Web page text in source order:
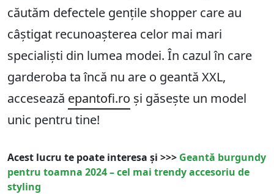
căutăm defectele gențile shopper care au
câștigat recunoașterea celor mai mari
specialiști din lumea modei. În cazul în care
garderoba ta încă nu are o geantă XXL,
accesează epantofi.ro și găsește un model
unic pentru tine!
Acest lucru te poate interesa și >>> Geantă burgundy
pentru toamna 2024 – cel mai trendy accesoriu de
styling